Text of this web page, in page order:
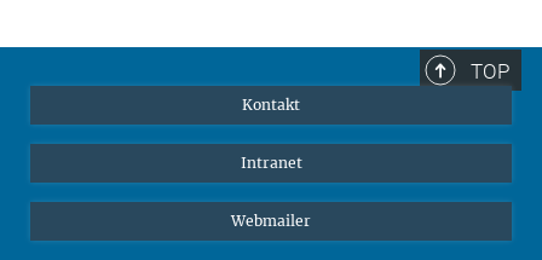
TOP
Kontakt
Intranet
Webmailer